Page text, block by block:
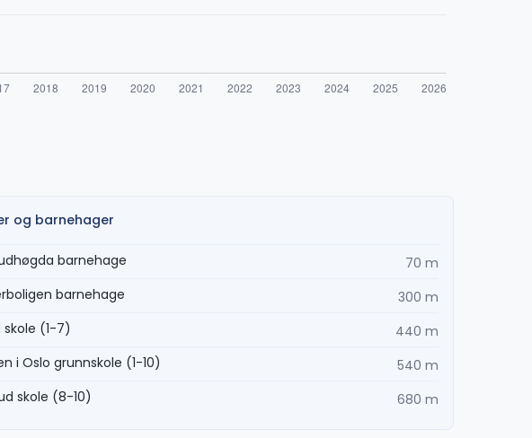
og barnehager
barnehage
70 m
barnehage
300 m
skole (1-7)
440 m
i Oslo grunnskole (1-10)
540 m
skole (8-10)
680 m